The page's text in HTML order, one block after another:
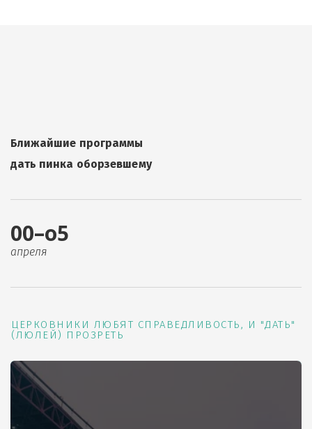
Ближайшие программы
дать пинка оборзевшему
00–о5
апреля
ЦЕРКОВНИКИ ЛЮБЯТ СПРАВЕДЛИВОСТЬ, И "ДАТЬ"
(ЛЮЛЕЙ) ПРОЗРЕТЬ